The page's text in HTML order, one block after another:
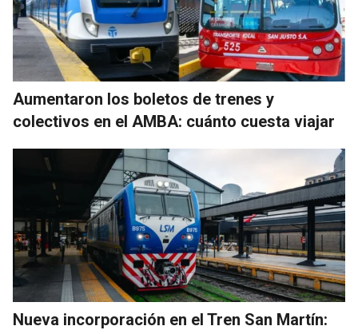
Aumentaron los boletos de trenes y
colectivos en el AMBA: cuánto cuesta viajar
Nueva incorporación en el Tren San Martín: